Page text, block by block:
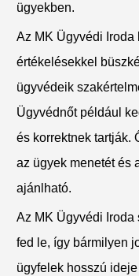
ügyekben.
Az MK Ügyvédi
értékelésekkel
ügyvédeik
Ügyvédnőt például
és korrektnek tartják.
az ügyek menetét és
ajánlható.
Az MK Ügyvédi Iroda
fed le, így bármilyen
ügyfelek hosszú